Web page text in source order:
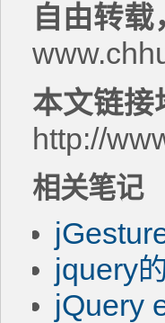
自由转载
本文链接
http://
相关笔记
jquery
jQuery